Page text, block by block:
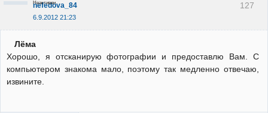
127
nefedova_84
6.9.2012 21:23
Неактивен
Лёма
Хорошо, я отсканирую фотографии и предоставлю Вам. С
компьютером знакома мало, поэтому так медленно отвечаю,
извините.